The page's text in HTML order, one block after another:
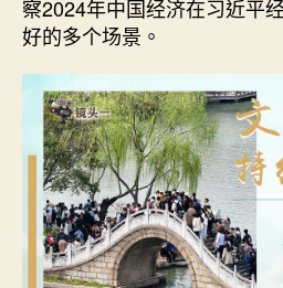
察2024年中国经济在习近平
好的多个场景。